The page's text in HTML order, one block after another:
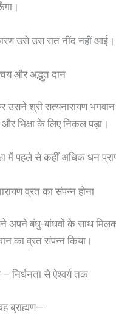
उसे उस रात नींद नहीं आई।
और अद्भुत दान
उसने श्री सत्यनारायण
भिक्षा के लिए निकल पड़ा।
में पहले से कहीं अधिक धन
व्रत का संपन्न होना
अपने बंधु-बांधवों के साथ
का व्रत संपन्न किया।
निर्धनता से ऐश्वर्य तक
ब्राह्मण—